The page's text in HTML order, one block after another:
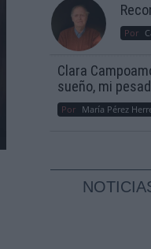
Por
Clara
sueño, mi
Por María Pérez